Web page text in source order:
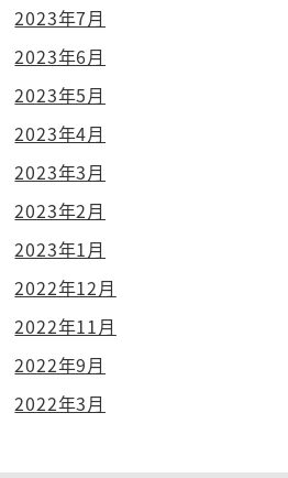
2023年7月
2023年6月
2023年5月
2023年4月
2023年3月
2023年2月
2023年1月
2022年12月
2022年11月
2022年9月
2022年3月